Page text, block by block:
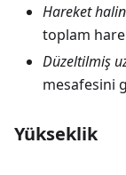
Hareket
toplam
Düzeltilmiş
mesafesini
Yükseklik